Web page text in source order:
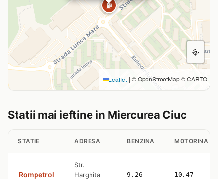
⛽
Leaflet | © OpenStreetMap © CARTO
Statii mai ieftine in Miercurea Ciuc
STATIE ADRESA BENZINA MOTORINA
Rompetrol
Str.
Harghita
9.26 10.47